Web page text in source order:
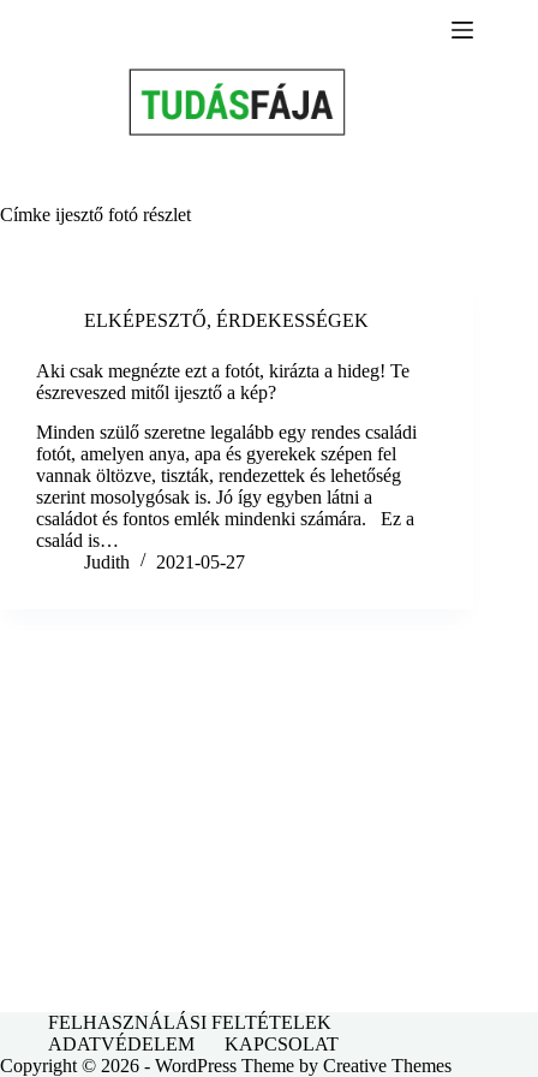
Címke ijesztő fotó részlet
ELKÉPESZTŐ, ÉRDEKESSÉGEK
Aki csak megnézte ezt a fotót, kirázta a hideg! Te
észreveszed mitől ijesztő a kép?
Minden szülő szeretne legalább egy rendes családi
fotót, amelyen anya, apa és gyerekek szépen fel
vannak öltözve, tiszták, rendezettek és lehetőség
szerint mosolygósak is. Jó így egyben látni a
családot és fontos emlék mindenki számára. Ez a
család is…
Judith
2021-05-27
FELHASZNÁLÁSI FELTÉTELEK
ADATVÉDELEM
KAPCSOLAT
Copyright © 2026 - WordPress Theme by Creative Themes